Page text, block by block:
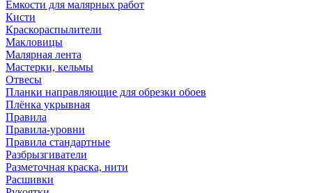
Емкости для малярных работ
Кисти
Краскораспылители
Макловицы
Малярная лента
Мастерки, кельмы
Отвесы
Планки направляющие для обрезки обоев
Плёнка укрывная
Правила
Правила-уровни
Правила стандартные
Разбрызгиватели
Разметочная краска, нити
Расшивки